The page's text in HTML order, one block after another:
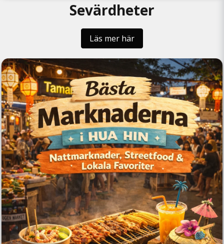
Sevärdheter
Läs mer här